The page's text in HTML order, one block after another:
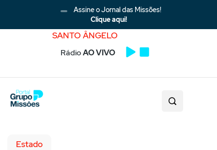
Assine o Jornal das Missões!
Clique aqui!
SANTO ÂNGELO
RádioAO VIVO
Estado